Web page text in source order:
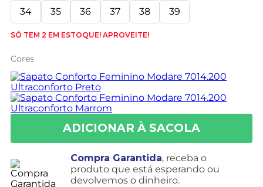
34 35 36 37 38 39
SÓ TEM 2 EM ESTOQUE! APROVEITE!
Cores
Compra Garantida, receba o
produto que está esperando ou
devolvemos o dinheiro.